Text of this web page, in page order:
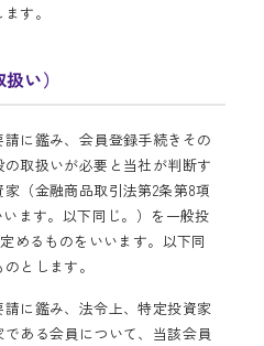
す。
い）
に鑑み、会員登録手続きその
取扱いが必要と当社が判断す
（金融商品取引法第2条第8項
ます。以下同じ。）を一般投
めるものをいいます。以下同
とします。
に鑑み、法令上、特定投資家
ある会員について、当該会員